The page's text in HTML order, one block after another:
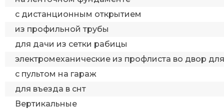
с дистанционным открытием
из профильной трубы
для дачи из сетки рабицы
электромеханические из профлиста во двор
с пультом на гараж
для въезда в снт
Вертикальные